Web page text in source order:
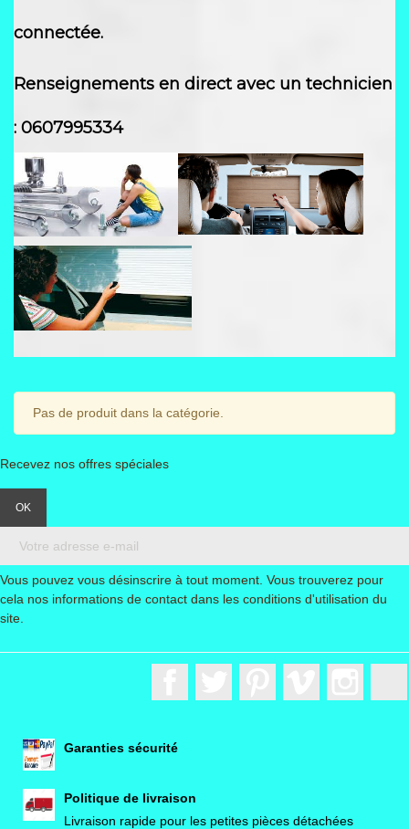
connectée.
Renseignements en direct avec un technicien
: 0607995334
Pas de produit dans la catégorie.
Recevez nos offres spéciales
Vous pouvez vous désinscrire à tout moment. Vous trouverez pour
cela nos informations de contact dans les conditions d'utilisation du
site.
Garanties sécurité
Politique de livraison
Livraison rapide pour les petites pièces détachées